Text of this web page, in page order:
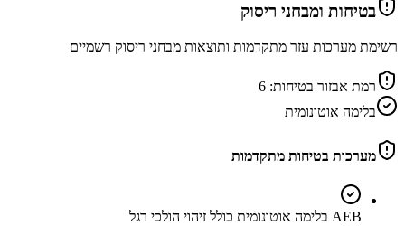
בטיחות ומבחני ריסוק
רשימת מערכות עזר מתקדמות ותוצאות מבחני ריסוק רשמיים
רמת אבזור בטיחות: 6
בלימה אוטונומית
מערכות בטיחות מתקדמות
AEB בלימה אוטונומית כולל זיהוי הולכי רגל